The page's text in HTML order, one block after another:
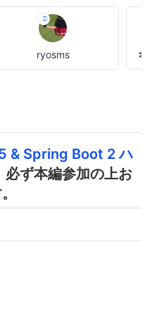
ryosms
& Spring Boot 2 ハ
必ず本編参加の上お